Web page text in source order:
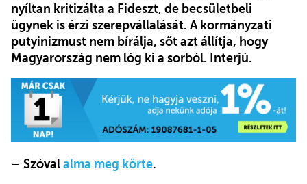
nyíltan kritizálta a Fideszt, de becsületbeli
ügynek is érzi szerepvállalását. A kormányzati
putyinizmust nem bírálja, sőt azt állítja, hogy
Magyarország nem lóg ki a sorból. Interjú.
– Szóval alma meg körte.